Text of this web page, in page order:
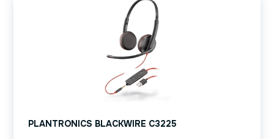
PLANTRONICS BLACKWIRE C3225